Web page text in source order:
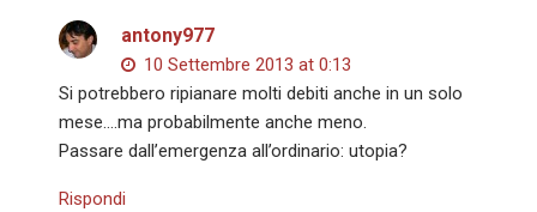
antony977
10 Settembre 2013 at 0:13
Si potrebbero ripianare molti debiti anche in un solo
mese….ma probabilmente anche meno.
Passare dall’emergenza all’ordinario: utopia?
Rispondi